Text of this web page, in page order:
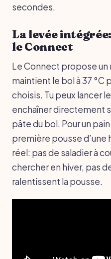
secondes.
La levée
le Connect
Le Connect propose un
maintient le bol à 37 °C
choisis. Tu peux lancer
enchaîner directement
pâte du bol. Pour un
première pousse d’une
réel: pas de saladier à
chercher en hiver, pas
ralentissent la pousse.